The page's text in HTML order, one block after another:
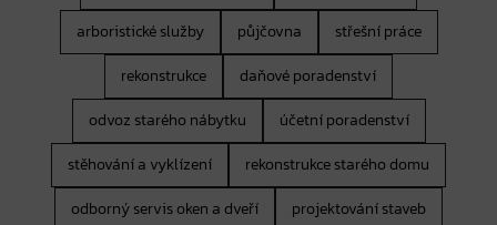
arboristické služby
půjčovna
střešní práce
rekonstrukce
daňové poradenství
odvoz starého nábytku
účetní poradenství
stěhování a vyklízení
rekonstrukce starého domu
odborný servis oken a dveří
projektování staveb